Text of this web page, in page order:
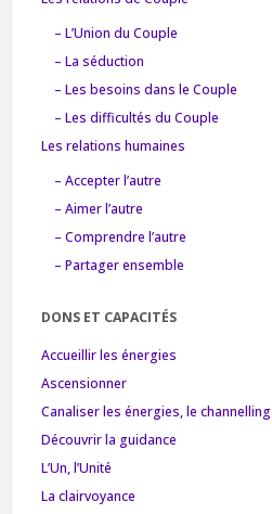
– L’Union du Couple
– La séduction
– Les besoins dans le Couple
– Les difficultés du Couple
Les relations humaines
– Accepter l’autre
– Aimer l’autre
– Comprendre l’autre
– Partager ensemble
DONS ET CAPACITÉS
Accueillir les énergies
Ascensionner
Canaliser les énergies, le channelling
Découvrir la guidance
L’Un, l’Unité
La clairvoyance